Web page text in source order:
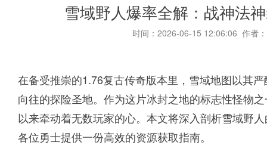
雪域野人爆率全解：战神法
时间：2026-06-15 12:06:06 作者：
在备受推崇的1.76复古传奇版本里，雪域地图以其
向往的探险圣地。作为这片冰封之地的标志性怪物
以来牵动着无数玩家的心。本文将深入剖析雪域野
各位勇士提供一份高效的资源获取指南。